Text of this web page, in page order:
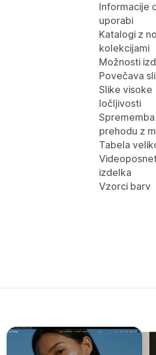
Informacije
uporabi
Katalogi z
kolekcijami
Možnosti
Povečava
Slike visoke
ločljivosti
prehodu z
Tabela
izdelka
Vzorci barv